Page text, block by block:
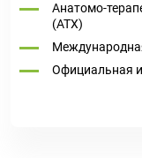
Анатомо-
(ATX)
Официальная